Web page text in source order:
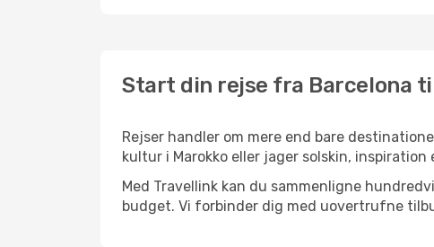
Start din rejse fra Barcelona
Rejser handler om mere end bare
kultur i Marokko eller jager solskin,
Med Travellink kan du sammenligne
budget. Vi forbinder dig med uovertrufne